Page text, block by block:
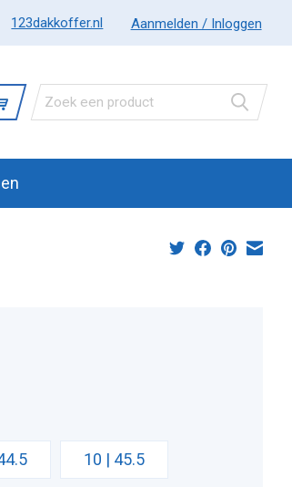
123dakkoffer.nl Aanmelden / Inloggen
10 | 45.5